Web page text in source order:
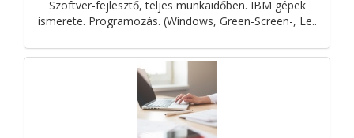
Szoftver-fejlesztő, teljes munkaidőben. IBM gépek
ismerete. Programozás. (Windows, Green-Screen-, Le..